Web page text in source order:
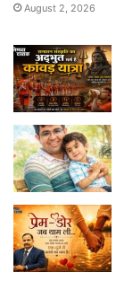
August 2, 2026